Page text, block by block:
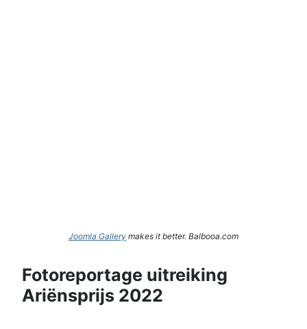
Joomla Gallery makes it better. Balbooa.com
Fotoreportage uitreiking
Ariënsprijs 2022